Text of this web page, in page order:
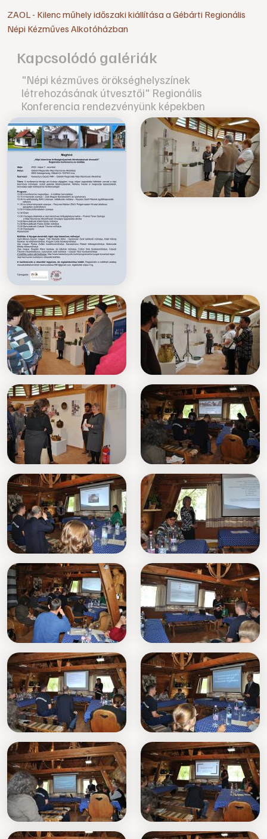
ZAOL - Kilenc műhely időszaki kiállítása a Gébárti Regionális
Népi Kézműves Alkotóházban
Kapcsolódó galériák
"Népi kézműves örökséghelyszínek
létrehozásának útvesztői" Regionális
Konferencia rendezvényünk képekben